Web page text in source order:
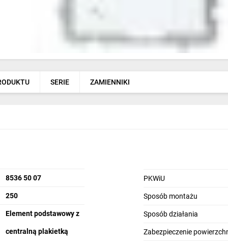
SERIE ZAMIENNIKI
8536 50 07
250
Element podstawowy z
centralną plakietką
PKWiU
Sposób montażu
Sposób działania
Zabezpieczenie